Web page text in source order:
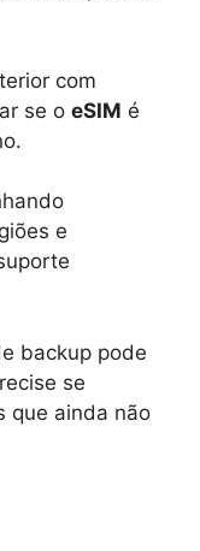
com
se o eSIM é
e
backup pode
se
que ainda não